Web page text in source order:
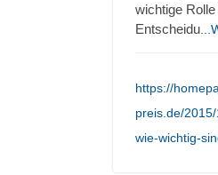
wichtige
Entscheidu
https://
preis.de/
wie-wichtig-